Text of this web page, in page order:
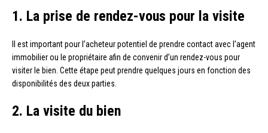
1. La prise de rendez-vous pour la visite
Il est important pour l’acheteur potentiel de prendre contact avec l’agent
immobilier ou le propriétaire afin de convenir d’un rendez-vous pour
visiter le bien. Cette étape peut prendre quelques jours en fonction des
disponibilités des deux parties.
2. La visite du bien